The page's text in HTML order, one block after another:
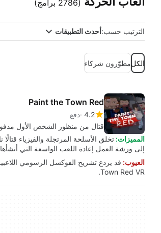
(2786 برامج)
الترتيب حسب:أحدث التطبيقات
الكلمطوّرون شركاء
Paint the Town Red
4.2 دفع
قتال من منظور الشخص الأول
المميزات:
إلى ورشة العمل إعادة اللعب الواسعة التي
العيوب:
Town Red VR.